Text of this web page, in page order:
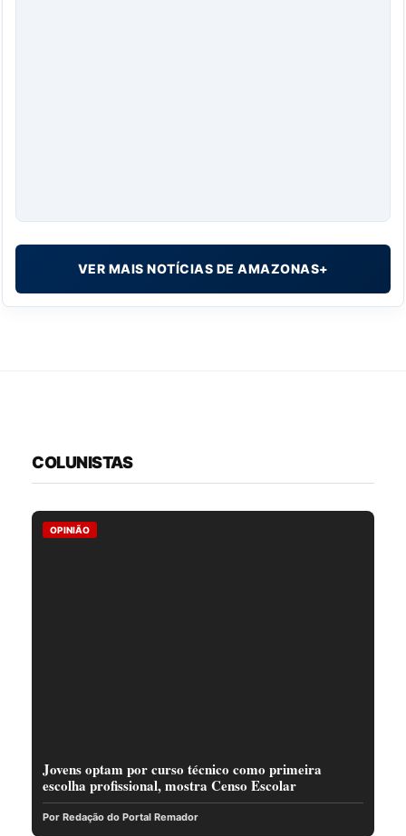
VER MAIS NOTÍCIAS DE AMAZONAS+
COLUNISTAS
OPINIÃO
Jovens optam por curso técnico como primeira
escolha profissional, mostra Censo Escolar
Por Redação do Portal Remador